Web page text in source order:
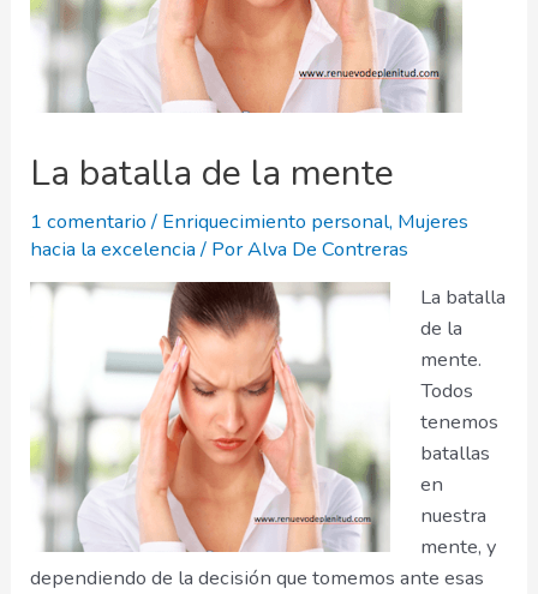
La batalla de la mente
1 comentario / Enriquecimiento personal, Mujeres
hacia la excelencia/ PorAlva De Contreras
La batalla
de la
mente.
Todos
tenemos
batallas
en
nuestra
mente, y
dependiendo de la decisión que tomemos ante esas